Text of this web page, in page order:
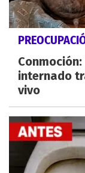
internado
vivo